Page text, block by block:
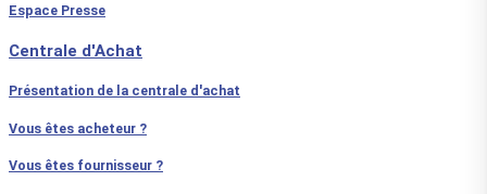
Espace Presse
Centrale d'Achat
Présentation de la centrale d'achat
Vous êtes acheteur ?
Vous êtes fournisseur ?